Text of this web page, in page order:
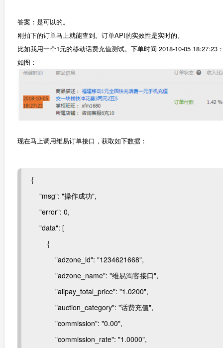
答案：是可以的。
刚拍下的订单马上就能查到。订单API的实效性是实时的。
比如我用一个1元的移动话费充值测试。下单时间 2018-10-05 18:27:23
如图：
现在马上调用维易订单接口，获取如下数据：
{
"msg": "操作成功",
"error": 0,
"data": [
{
"adzone_id": "1234621668",
"adzone_name": "维易淘客接口",
"alipay_total_price": "1.0200",
"auction_category": "话费充值",
"commission": "0.00",
"commission_rate": "1.0000",